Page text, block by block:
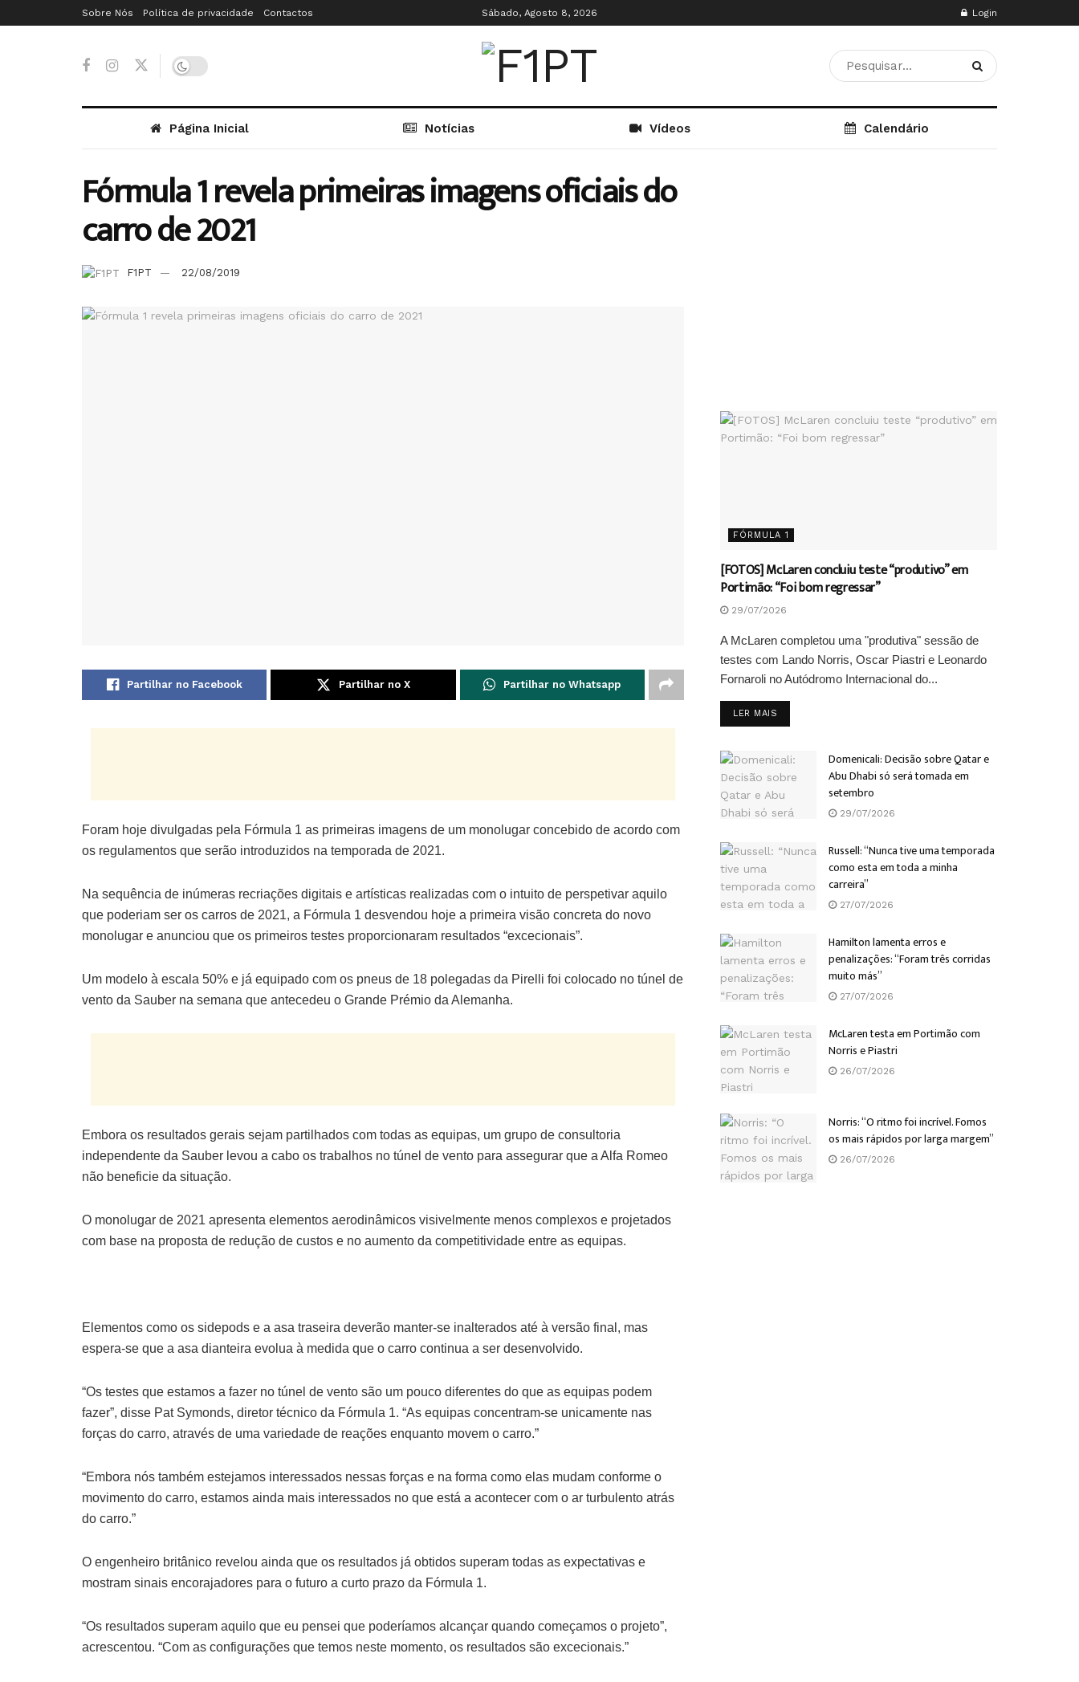
Sobre Nós Política de privacidade Contactos Sábado, Agosto 8, 2026 Login
Página Inicial Notícias Vídeos Calendário
Fórmula 1 revela primeiras imagens oficiais do
carro de 2021
F1PT 22/08/2019
Partilhar no Facebook Partilhar no X Partilhar no Whatsapp
Foram hoje divulgadas pela Fórmula 1 as primeiras imagens de um monolugar concebido de acordo com
os regulamentos que serão introduzidos na temporada de 2021.
Na sequência de inúmeras recriações digitais e artísticas realizadas com o intuito de perspetivar aquilo
que poderiam ser os carros de 2021, a Fórmula 1 desvendou hoje a primeira visão concreta do novo
monolugar e anunciou que os primeiros testes proporcionaram resultados “excecionais”.
Um modelo à escala 50% e já equipado com os pneus de 18 polegadas da Pirelli foi colocado no túnel de
vento da Sauber na semana que antecedeu o Grande Prémio da Alemanha.
Embora os resultados gerais sejam partilhados com todas as equipas, um grupo de consultoria
independente da Sauber levou a cabo os trabalhos no túnel de vento para assegurar que a Alfa Romeo
não beneficie da situação.
O monolugar de 2021 apresenta elementos aerodinâmicos visivelmente menos complexos e projetados
com base na proposta de redução de custos e no aumento da competitividade entre as equipas.
Elementos como os sidepods e a asa traseira deverão manter-se inalterados até à versão final, mas
espera-se que a asa dianteira evolua à medida que o carro continua a ser desenvolvido.
“Os testes que estamos a fazer no túnel de vento são um pouco diferentes do que as equipas podem
fazer”, disse Pat Symonds, diretor técnico da Fórmula 1. “As equipas concentram-se unicamente nas
forças do carro, através de uma variedade de reações enquanto movem o carro.”
“Embora nós também estejamos interessados nessas forças e na forma como elas mudam conforme o
movimento do carro, estamos ainda mais interessados no que está a acontecer com o ar turbulento atrás
do carro.”
O engenheiro britânico revelou ainda que os resultados já obtidos superam todas as expectativas e
mostram sinais encorajadores para o futuro a curto prazo da Fórmula 1.
“Os resultados superam aquilo que eu pensei que poderíamos alcançar quando começamos o projeto”,
acrescentou. “Com as configurações que temos neste momento, os resultados são excecionais.”
FÓRMULA 1
[FOTOS] McLaren concluiu teste “produtivo” em
Portimão: “Foi bom regressar”
29/07/2026
A McLaren completou uma "produtiva" sessão de
testes com Lando Norris, Oscar Piastri e Leonardo
Fornaroli no Autódromo Internacional do...
LER MAIS
Domenicali: Decisão sobre Qatar e
Abu Dhabi só será tomada em
setembro
29/07/2026
Russell: “Nunca tive uma temporada
como esta em toda a minha
carreira”
27/07/2026
Hamilton lamenta erros e
penalizações: “Foram três corridas
muito más”
27/07/2026
McLaren testa em Portimão com
Norris e Piastri
26/07/2026
Norris: “O ritmo foi incrível. Fomos
os mais rápidos por larga margem”
26/07/2026